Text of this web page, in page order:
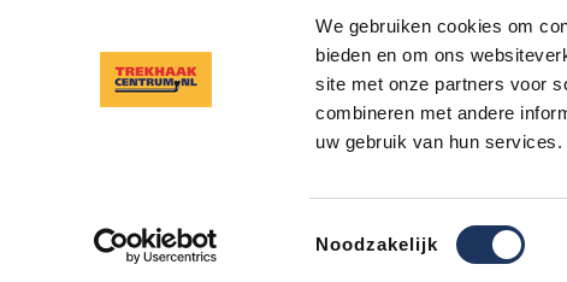
We gebruiken cookies om
bieden en om ons
site met onze partners voor
combineren met andere
uw gebruik van hun services.
Toestemmingsselectie
Noodzakelijk